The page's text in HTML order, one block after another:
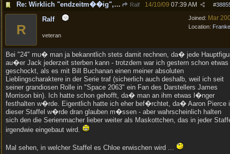
Re: Wirklich "endzeitm��ig", oder was?! Ralf #
14/10/09 07:39 AM
Joined: Mar
Location:
R
Ralf
veteran
Bei "24" mu� man ja bekanntlich stets damit rechnen, da� jede
au�er Jack jederzeit sterben kann - trotzdem war ich gestern schon etwas
geschockt, als es mit Bill Buchanan einen meiner absoluten
Lieblingscharaktere in der Serie traf (sicherlich auch deshalb, weil ich seit
seiner grandiosen Rolle in "Space 2063" ein Fan des Darstellers James
Morrison bin). Ich hatte schon gehofft, da� man an ihm etwas l�nger
festhalten w�rde. Eigentlich hatte ich eher bef�rchtet, da� Aaron Pierce
dieser Staffel w�rde dran glauben m�ssen - aber wahrscheinlich halten
sich den die Serienmacher lieber weiter als Maskottchen, das in jeder
irgendwie eingebaut wird.
Mal sehen, in welcher Staffel es Chloe erwischen wird ...